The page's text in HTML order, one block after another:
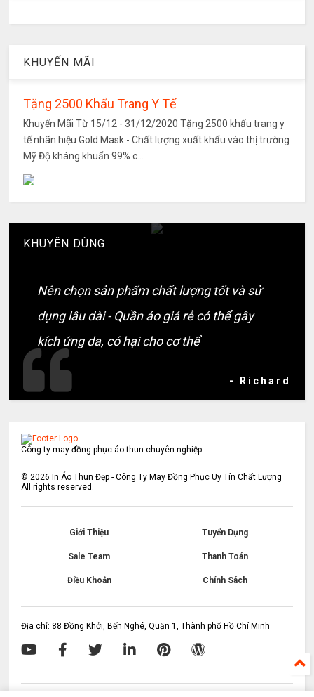
KHUYẾN MÃI
Tặng 2500 Khẩu Trang Y Tế
Khuyến Mãi Từ 15/12 - 31/12/2020 Tặng 2500 khẩu trang y
tế nhãn hiệu Gold Mask - Chất lượng xuất khẩu vào thị trường
Mỹ Độ kháng khuẩn 99% c...
KHUYÊN DÙNG
Nên chọn sản phẩm chất lượng tốt và sử
dụng lâu dài - Quần áo giá rẻ có thể gây
kích ứng da, có hại cho cơ thể
- Richard
Công ty may đồng phục áo thun chuyên nghiệp
©2026 In Áo Thun Đẹp - Công Ty May Đồng Phục Uy Tín Chất Lượng
All rights reserved.
Giới Thiệu Tuyển Dụng
Sale Team Thanh Toán
Điều Khoản Chính Sách
Địa chỉ: 88 Đồng Khởi, Bến Nghé, Quận 1, Thành phố Hồ Chí Minh